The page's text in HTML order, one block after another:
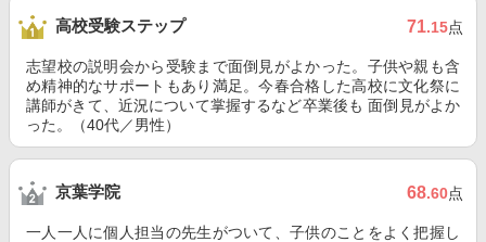
高校受験ステップ 71.15点
志望校の説明会から受験まで面倒見がよかった。子供や親も含
め精神的なサポートもあり満足。今春合格した高校に文化祭に
講師がきて、近況について掌握するなど卒業後も 面倒見がよか
った。（40代／男性）
京葉学院 68.60点
一人一人に個人担当の先生がついて、子供のことをよく把握し